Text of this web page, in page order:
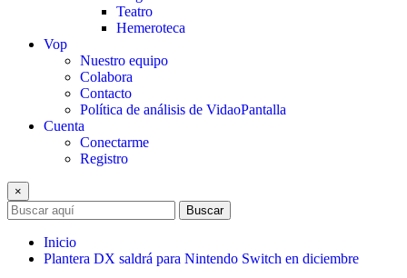
Teatro
Hemeroteca
Vop
Nuestro equipo
Colabora
Contacto
Política de análisis de VidaoPantalla
Cuenta
Conectarme
Registro
×
Buscar
Inicio
Plantera DX saldrá para Nintendo Switch en diciembre